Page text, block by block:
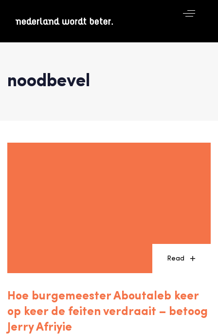
noodbevel
Read
Hoe burgemeester Aboutaleb keer
op keer de feiten verdraait – betoog
Jerry Afriyie